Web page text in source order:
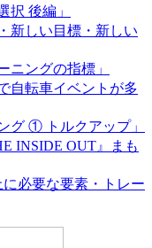
択 後編」
新しい目標・新しい
ニングの指標」
自転車イベントが多
グ ① トルクアップ」
INSIDE OUT』まも
必要な要素・トレー